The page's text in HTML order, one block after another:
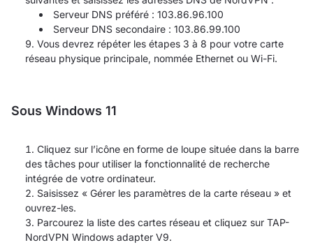
Serveur DNS préféré : 103.86.96.100
Serveur DNS secondaire : 103.86.99.100
Vous devrez répéter les étapes 3 à 8 pour votre carte
réseau physique principale, nommée Ethernet ou Wi-Fi.
Sous Windows 11
Cliquez sur l’icône en forme de loupe située dans la barre
des tâches pour utiliser la fonctionnalité de recherche
intégrée de votre ordinateur.
Saisissez « Gérer les paramètres de la carte réseau » et
ouvrez-les.
Parcourez la liste des cartes réseau et cliquez sur TAP-
NordVPN Windows adapter V9.